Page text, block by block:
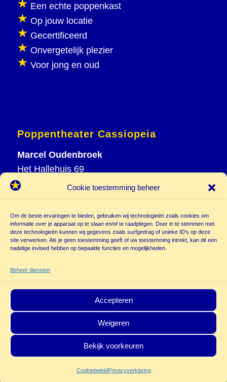
Cookie toestemming beheer
Om de beste ervaringen te bieden, gebruiken wij technologieën zoals cookies om
informatie over je apparaat op te slaan en/of te raadplegen. Door in te stemmen met
deze technologieën kunnen wij gegevens zoals surfgedrag of unieke ID's op deze
site verwerken. Als je geen toestemming geeft of uw toestemming intrekt, kan dit een
nadelige invloed hebben op bepaalde functies en mogelijkheden.
Beheer diensten
Accepteren
Weigeren
Bekijk voorkeuren
CookiebeleidPrivacyverklaring
Een echte poppenkast
Op jouw locatie
Gecertificeerd
Onvergetelijk plezier
Voor jong en oud
Poppentheater Cassiopeia
Marcel Oudenbroek
Het Hallehuis 69
3823 VH Amersfoort
M 06 20 26 94 61
info@
poppentheatercassiopeia.nl
© Copyright - Poppentheater Cassiopeia | Deze site is beschermd door
reCAPTCHA and the GooglePrivacy PolicyenTerms of Servicezijn van